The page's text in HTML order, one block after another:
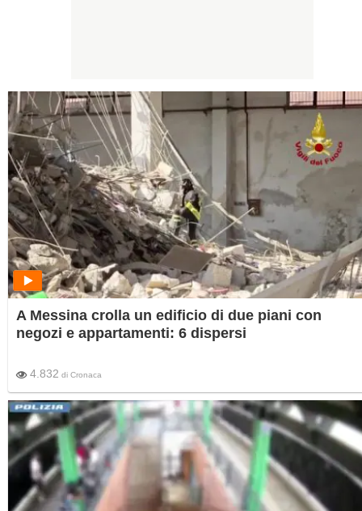
A Messina crolla un edificio di due piani con
negozi e appartamenti: 6 dispersi
4.832 di Cronaca